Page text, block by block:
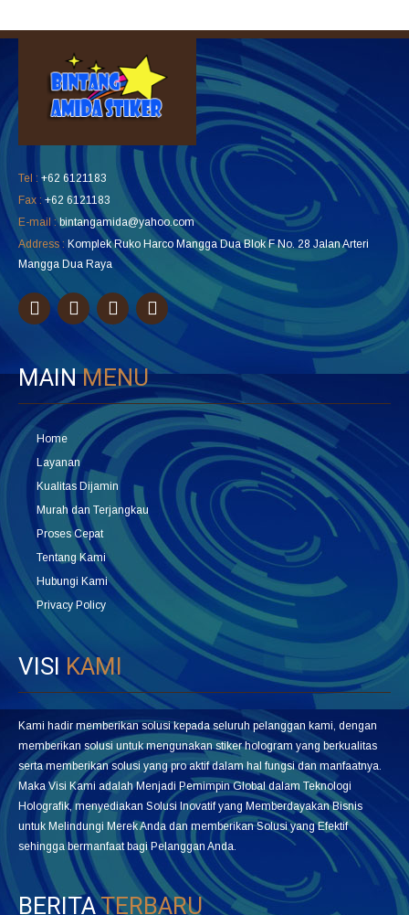
Tel : +62 6121183
Fax : +62 6121183
E-mail :bintangamida@yahoo.com
Address : Komplek Ruko Harco Mangga Dua Blok F No. 28 Jalan Arteri
Mangga Dua Raya
MAINMENU
Home
Layanan
Kualitas Dijamin
Murah dan Terjangkau
Proses Cepat
Tentang Kami
Hubungi Kami
Privacy Policy
VISI KAMI
Kami hadir memberikan solusi kepada seluruh pelanggan kami, dengan
memberikan solusi untuk mengunakan stiker hologram yang berkualitas
serta memberikan solusi yang pro aktif dalam hal fungsi dan manfaatnya.
Maka Visi Kami adalah Menjadi Pemimpin Global dalam Teknologi
Holografik, menyediakan Solusi Inovatif yang Memberdayakan Bisnis
untuk Melindungi Merek Anda dan memberikan Solusi yang Efektif
sehingga bermanfaat bagi Pelanggan Anda.
BERITATERBARU